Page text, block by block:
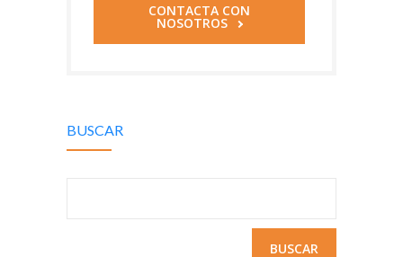
CONTACTA CON
NOSOTROS
BUSCAR